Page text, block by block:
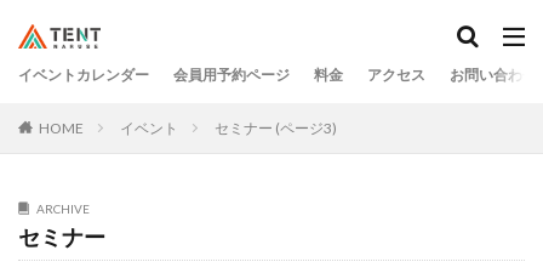
イベントカレンダー 会員用予約ページ 料金 アクセス お問い合わせ
HOME イベント セミナー (ページ3)
ARCHIVE
セミナー